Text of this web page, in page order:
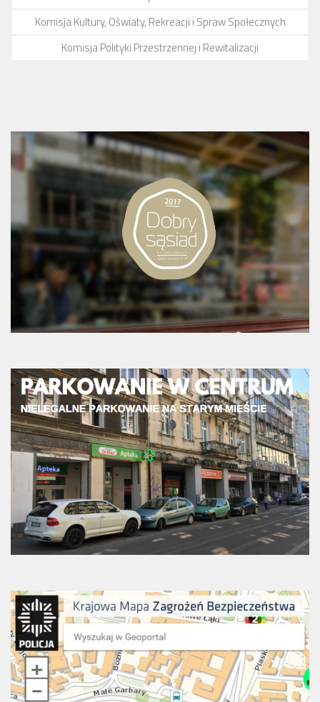
Komisja Kultury, Oświaty, Rekreacji i Spraw Społecznych
Komisja Polityki Przestrzennej i Rewitalizacji